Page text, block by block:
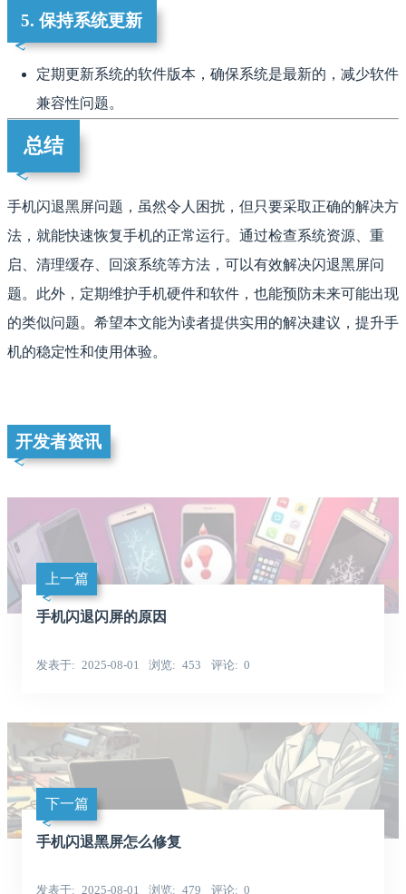
5. 保持系统更新
定期更新系统的软件版本，确保系统是最新的，减少软件
兼容性问题。
总结
手机闪退黑屏问题，虽然令人困扰，但只要采取正确的解决方
法，就能快速恢复手机的正常运行。通过检查系统资源、重
启、清理缓存、回滚系统等方法，可以有效解决闪退黑屏问
题。此外，定期维护手机硬件和软件，也能预防未来可能出现
的类似问题。希望本文能为读者提供实用的解决建议，提升手
机的稳定性和使用体验。
开发者资讯
上一篇
手机闪退闪屏的原因
发表于 2025-08-01 浏览 453 评论 0
下一篇
手机闪退黑屏怎么修复
发表于 2025-08-01 浏览 479 评论 0